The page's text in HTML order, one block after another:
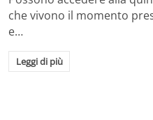
che vivono il momento
e…
Leggi di più